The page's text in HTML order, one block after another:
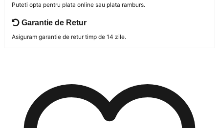
Puteti opta pentru plata online sau plata ramburs.
Garantie de Retur
Asiguram garantie de retur timp de 14 zile.